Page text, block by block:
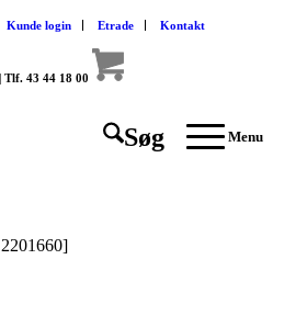
Kunde login Etrade Kontakt
| Tlf. 43 44 18 00
Søg Menu